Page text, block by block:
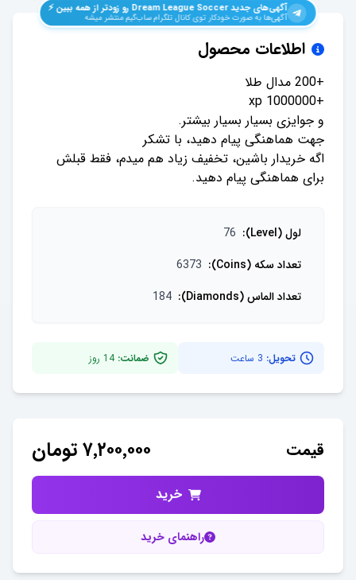
آگهی‌های جدیدDream League Soccer رو زودتر از همه ببین ⚡️
آگهی‌ها به صورت خودکار توی کانال تلگرام ساب‌گیم منتشر میشه
اطلاعات محصول
اگه خریدار باشین، تخفیف زیاد هم میدم، فقط قبلش
برای هماهنگی پیام دهید.
لول (Level) :
76
تعداد سکه (Coins)
:
6373
تعداد الماس (Diamonds)
:
184
تحویل: 3 ساعت ضمانت:14 روز
قیمت ۷٬۲۰۰٬۰۰۰تومان
خرید
راهنمای خرید